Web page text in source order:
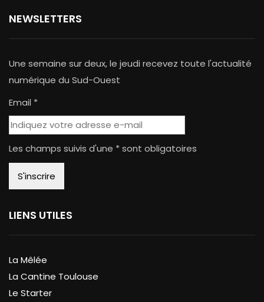
NEWSLETTERS
Une semaine sur deux, le jeudi recevez toute l'actualité
numérique du Sud-Ouest
Email *
Les champs suivis d'une * sont obligatoires
LIENS UTILES
La Mêlée
La Cantine Toulouse
Le Starter